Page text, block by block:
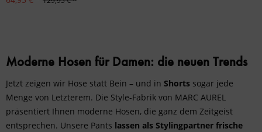
Moderne Hosen für Damen: die neuen Trends
Jetzt zeigen wir Hose statt Bein – und in Shorts sogar jede
Menge von Letzterem. Die Style-Fabrik von MARC AUREL
präsentiert Ihnen moderne Hosen, die ganz dem Zeitgeist
entsprechen. Unsere Pants lassen als Stylingpartner frische